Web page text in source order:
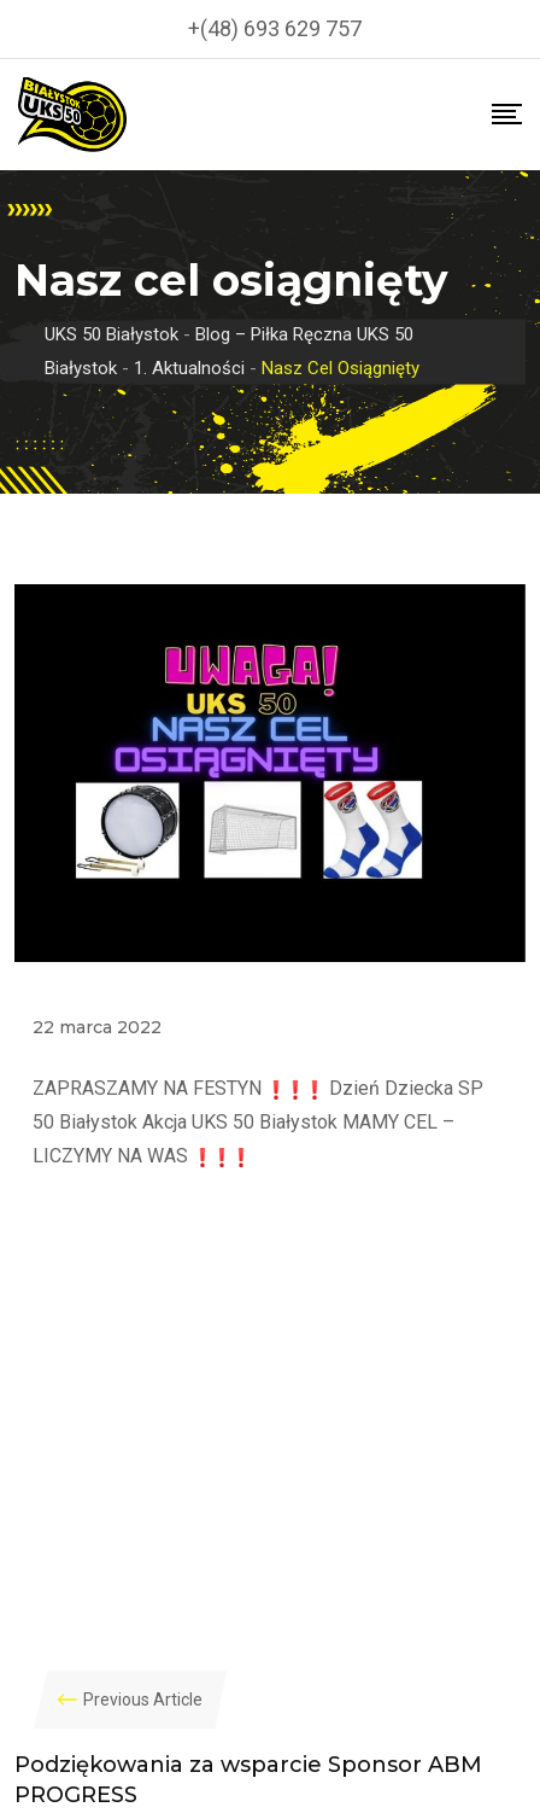
content
+(48) 693 629 757
Nasz cel osiągnięty
UKS 50 Białystok - Blog – Piłka Ręczna UKS 50
Białystok - 1. Aktualności - Nasz Cel Osiągnięty
22 marca 2022
ZAPRASZAMY NA FESTYN
Dzień Dziecka SP
50 Białystok Akcja UKS 50 Białystok MAMY CEL –
LICZYMY NA WAS
Previous Article
Podziękowania za wsparcie Sponsor ABM
PROGRESS